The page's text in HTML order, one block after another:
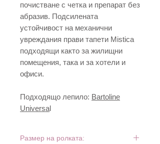
почистване с четка и препарат без
абразив. Подсилената
устойчивост на механични
увреждания прави тапети Mistica
подходящи както за жилищни
помещения, така и за хотели и
офиси.
Подходящо лепило: Bartoline
Universal
Размер на ролката: